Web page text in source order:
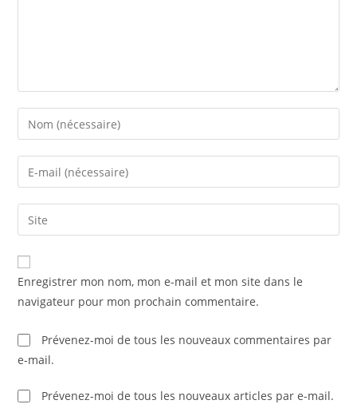
Enter
your
name
comment
Enter
your
email
address
comment
Saisir
l’URL
de
votre
(facultatif)
Enregistrer mon nom, mon e-mail et mon site dans le
navigateur pour mon prochain commentaire.
Prévenez-moi de tous les nouveaux commentaires par
e-mail.
Prévenez-moi de tous les nouveaux articles par e-mail.